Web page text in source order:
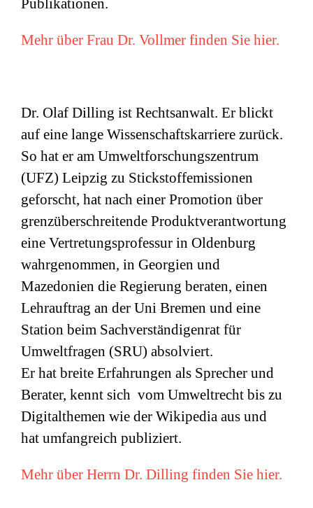
Publikationen.
Mehr über Frau Dr. Vollmer finden Sie hier.
Dr. Olaf Dilling ist Rechtsanwalt. Er blickt
auf eine lange Wissenschaftskarriere zurück.
So hat er am Umweltforschungszentrum
(UFZ) Leipzig zu Stickstoffemissionen
geforscht, hat nach einer Promotion über
grenzüberschreitende Produktverantwortung
eine Vertretungsprofessur in Oldenburg
wahrgenommen, in Georgien und
Mazedonien die Regierung beraten, einen
Lehrauftrag an der Uni Bremen und eine
Station beim Sachverständigenrat für
Umweltfragen (SRU) absolviert.
Er hat breite Erfahrungen als Sprecher und
Berater, kennt sich vom Umweltrecht bis zu
Digitalthemen wie der Wikipedia aus und
hat umfangreich publiziert.
Mehr über Herrn Dr. Dilling finden Sie hier.